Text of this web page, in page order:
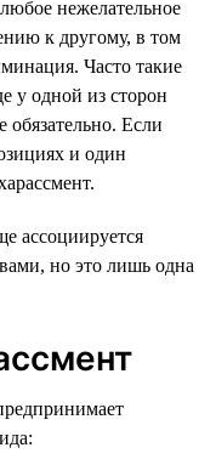
нежелательное
к другому, в том
Часто такие
у одной из сторон
обязательно. Если
и один
ассоциируется
но это лишь одна